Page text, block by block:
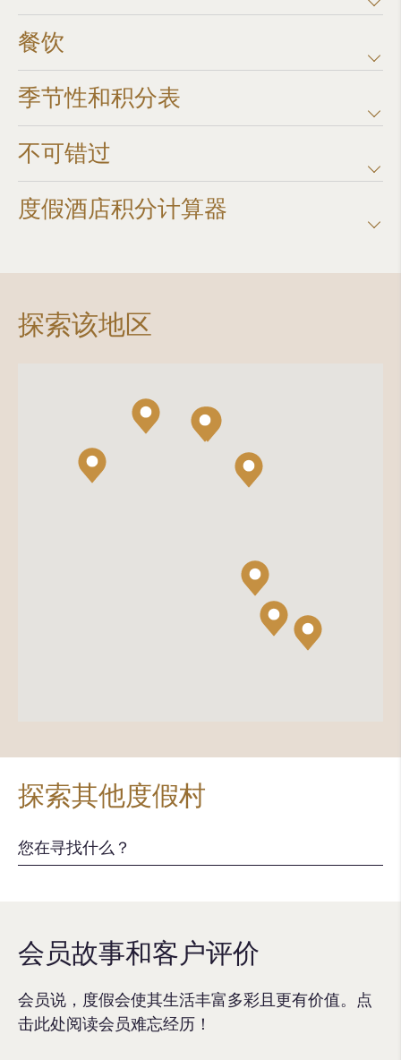
餐饮
季节性和积分表
不可错过
度假酒店积分计算器​
探索该地区
探索其他度假村
会员故事和客户评价
会员说，度假会使其生活丰富多彩且更有价值。点
击此处阅读会员难忘经历！